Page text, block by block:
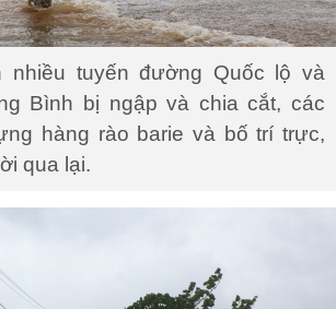
nhiều tuyến đường Quốc lộ và
Bình bị ngập và chia cắt, các
hàng rào barie và bố trí trực,
qua lại.